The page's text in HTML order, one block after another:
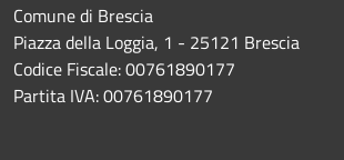
Comune di Brescia
Piazza della Loggia, 1 - 25121 Brescia
Codice Fiscale: 00761890177
Partita IVA: 00761890177